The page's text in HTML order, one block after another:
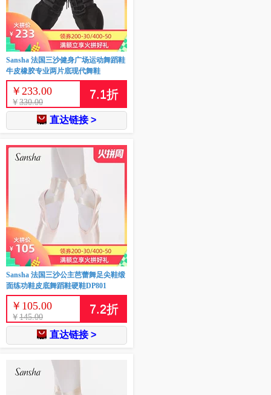
Sansha 法国三沙健身广场运动舞蹈鞋
牛皮橡胶专业两片底现代舞鞋
￥ 233.00
￥ 330.00
7.1折
直达链接 >
Sansha 法国三沙公主芭蕾舞足尖鞋缎
面练功鞋皮底舞蹈鞋硬鞋DP801
￥ 105.00
￥ 145.00
7.2折
直达链接 >